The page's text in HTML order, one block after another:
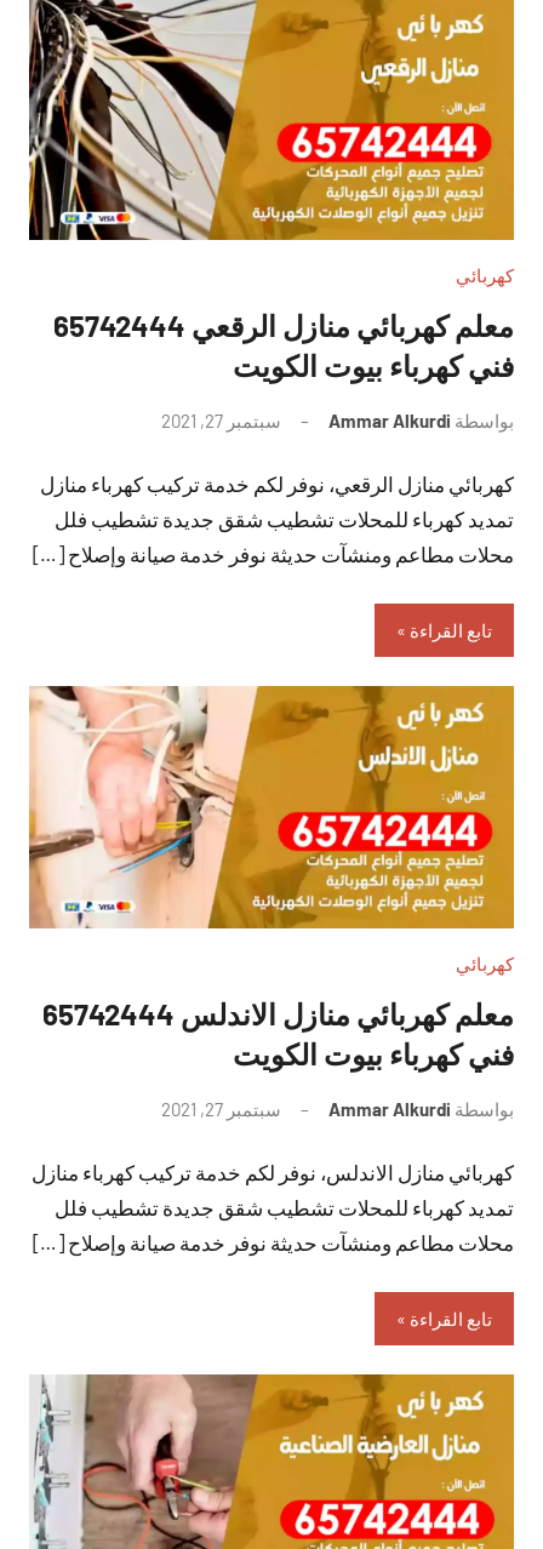
كهربائي
معلم كهربائي منازل الرقعي 65742444
فني كهرباء بيوت الكويت
بواسطة Ammar Alkurdi سبتمبر 27, 2021
تعليقات
كهربائي منازل الرقعي، نوفر لكم خدمة تركيب كهرباء منازل
تمديد كهرباء للمحلات تشطيب شقق جديدة تشطيب فلل
محلات مطاعم ومنشآت حديثة نوفر خدمة صيانة وإصلاح […]
تابع القراءة
كهربائي
معلم كهربائي منازل الاندلس 65742444
فني كهرباء بيوت الكويت
بواسطة Ammar Alkurdi سبتمبر 27, 2021
تعليقات
كهربائي منازل الاندلس، نوفر لكم خدمة تركيب كهرباء منازل
تمديد كهرباء للمحلات تشطيب شقق جديدة تشطيب فلل
محلات مطاعم ومنشآت حديثة نوفر خدمة صيانة وإصلاح […]
تابع القراءة